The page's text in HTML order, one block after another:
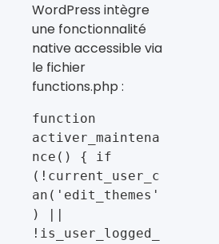
WordPress intègre
une fonctionnalité
native accessible via
le fichier
functions.php :
function
activer_maintena
nce() { if
(!current_user_c
an('edit_themes'
) ||
!is_user_logged_